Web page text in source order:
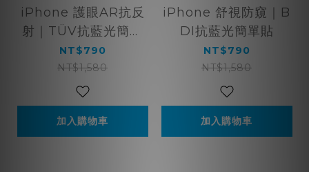
iPhone 護眼AR抗反
射｜TÜV抗藍光簡單
貼
NT$790
NT$1,580
加入購物車
iPhone 舒視防窺｜B
DI抗藍光簡單貼
NT$790
NT$1,580
加入購物車